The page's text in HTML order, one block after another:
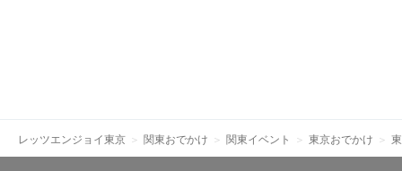
レッツエンジョイ東京 関東おでかけ 関東イベント 東京おでかけ